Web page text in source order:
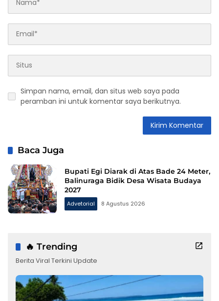
Simpan nama, email, dan situs web saya pada
peramban ini untuk komentar saya berikutnya.
Baca Juga
Bupati Egi Diarak di Atas Bade 24 Meter,
Balinuraga Bidik Desa Wisata Budaya
2027
Advetorial 8 Agustus 2026
🔥 Trending
Berita Viral Terkini Update